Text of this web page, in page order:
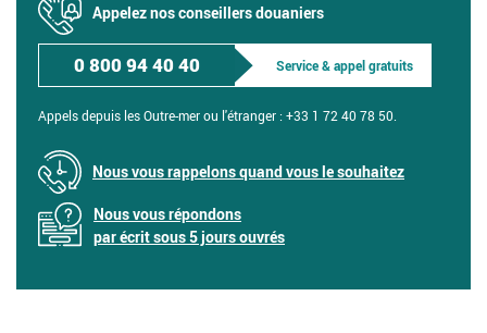
Appelez nos conseillers douaniers
0 800 94 40 40 Service & appel gratuits
Appels depuis les Outre-mer ou l'étranger : +33 1 72 40 78 50.
Nous vous rappelons quand vous le souhaitez
Nous vous répondons
par écrit sous 5 jours ouvrés